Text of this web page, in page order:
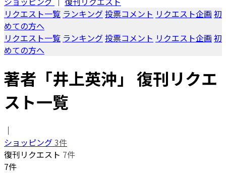
リクエスト一覧 ランキング投票コメント リクエスト企画 初
めての方へ
リクエスト一覧 ランキング投票コメント リクエスト企画 初
めての方へ
著者「井上英沖」 復刊リクエ
スト一覧
｜
ショッピング3件
復刊リクエスト 7件
7件